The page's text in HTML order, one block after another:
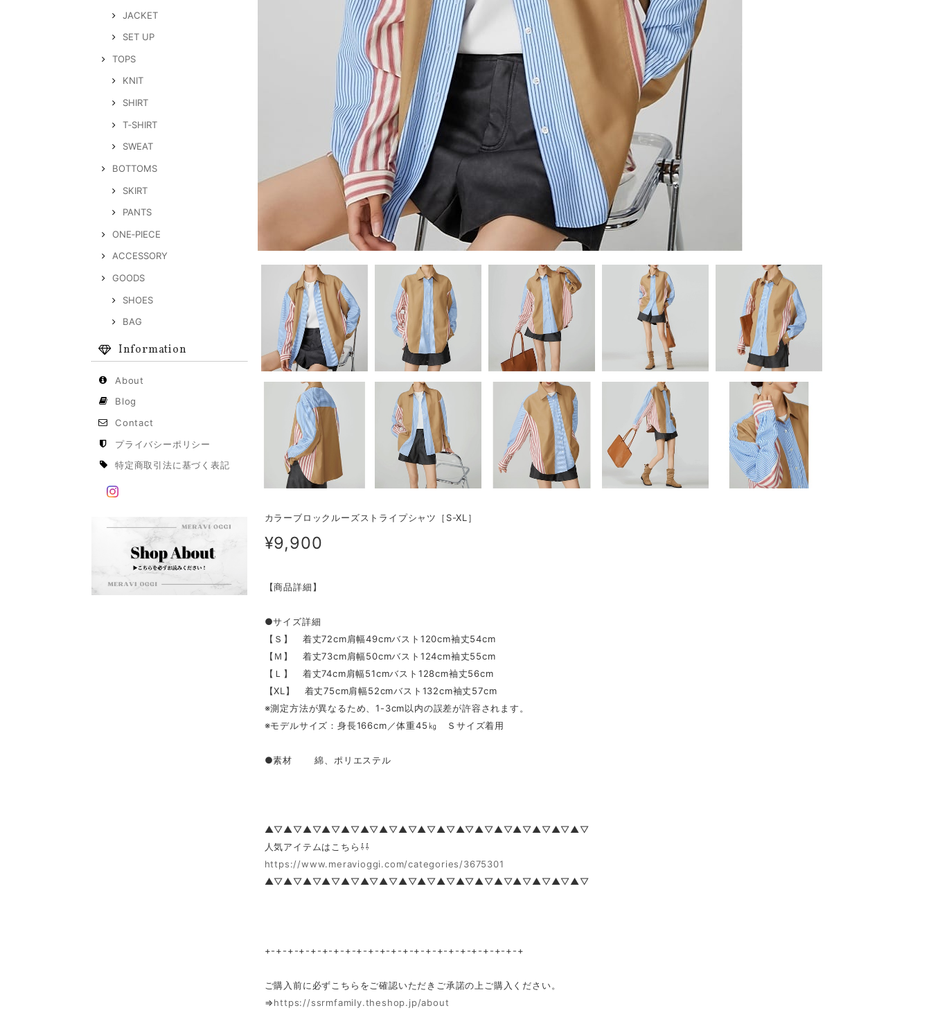
JACKET
SET UP
TOPS
KNIT
SHIRT
T‐SHIRT
SWEAT
BOTTOMS
SKIRT
PANTS
ONE‐PIECE
ACCESSORY
GOODS
SHOES
BAG
Information
About
Blog
Contact
プライバシーポリシー
特定商取引法に基づく表記
カラーブロックルーズストライプシャツ［S-XL］
¥9,900
【商品詳細】
●サイズ詳細
【Ｓ】 着丈72cm肩幅49cmバスト120cm袖丈54cm
【Ｍ】 着丈73cm肩幅50cmバスト124cm袖丈55cm
【Ｌ】 着丈74cm肩幅51cmバスト128cm袖丈56cm
【XL】 着丈75cm肩幅52cmバスト132cm袖丈57cm
※測定方法が異なるため、1-3cm以内の誤差が許容されます。
※モデルサイズ：身長166cm／体重45㎏ Ｓサイズ着用
●素材 綿、ポリエステル
▲▽▲▽▲▽▲▽▲▽▲▽▲▽▲▽▲▽▲▽▲▽▲▽▲▽▲▽▲▽▲▽▲▽
人気アイテムはこちら⇩⇩
https://www.meravioggi.com/categories/3675301
▲▽▲▽▲▽▲▽▲▽▲▽▲▽▲▽▲▽▲▽▲▽▲▽▲▽▲▽▲▽▲▽▲▽
+-+-+-+-+-+-+-+-+-+-+-+-+-+-+-+-+-+-+-+-+-+-+
ご購入前に必ずこちらをご確認いただきご承諾の上ご購入ください。
⇒https://ssrmfamily.theshop.jp/about